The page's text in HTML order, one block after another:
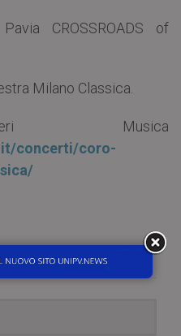
CROSSROADS of
Milano Classica.
Musica
concerti/coro-